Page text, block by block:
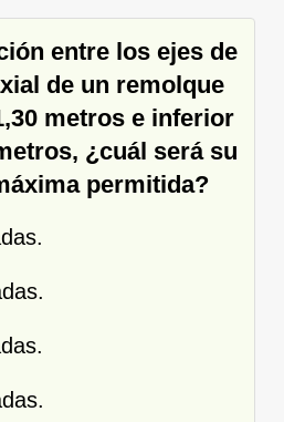
entre los ejes de
de un remolque
metros e inferior
¿cuál será su
permitida?